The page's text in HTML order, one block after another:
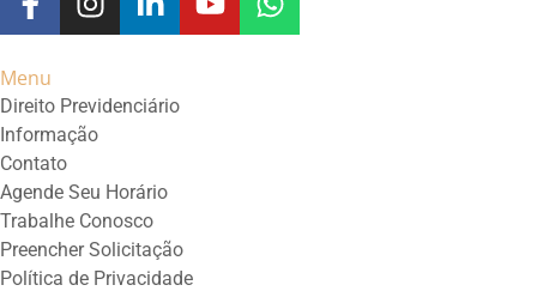
Menu
Direito Previdenciário
Informação
Contato
Agende Seu Horário
Trabalhe Conosco
Preencher Solicitação
Política de Privacidade